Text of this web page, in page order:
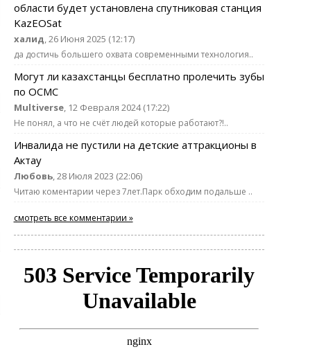
области будет установлена спутниковая станция
KazEOSat
халид, 26 Июня 2025 (12:17)
да достичь большего охвата современными технология..
Могут ли казахстанцы бесплатно пролечить зубы
по ОСМС
Multiverse, 12 Февраля 2024 (17:22)
Не понял, а что не счёт людей которые работают?!..
Инвалида не пустили на детские аттракционы в
Актау
Любовь, 28 Июля 2023 (22:06)
Читаю коментарии через 7лет.Парк обходим подальше ..
смотреть все комментарии »